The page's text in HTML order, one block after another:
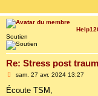
Soutien
Re: Stress post
M
s
sam. 27 avr. 2024 13:27
Écoute TSM,